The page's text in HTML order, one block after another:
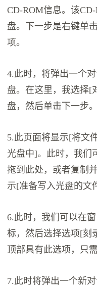
CD-ROM信息。该
盘。下一步是右键单
项。
4.此时，将弹出一个
盘。在这里，我选择[
盘，然后单击下一步。
5.此页面将显示[将文
光盘中]。此时，我们
拖到此处，或者复制
示[准备写入光盘的文
6.此时，我们可以在
标，然后选择选项[刻
顶部具有此选项，只
7.此时将弹出一个新